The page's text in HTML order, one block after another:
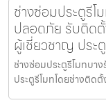
ช่างซ่อมประตูรี
ปลอดภัย รับติดตั้
ผู้เชี่ยวชาญ ประ
ช่างซ่อมประตูรีโมทบ
ประตูรีโมทโดยช่างติด